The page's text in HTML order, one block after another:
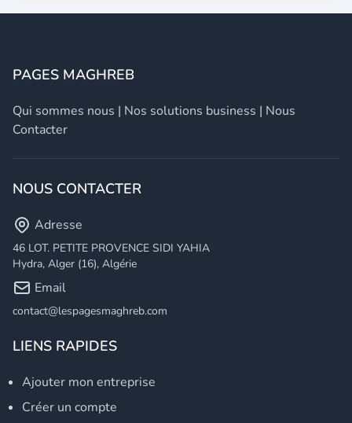
PAGES MAGHREB
Qui sommes nous | Nos solutions business | Nous
Contacter
NOUS CONTACTER
Adresse
46 LOT. PETITE PROVENCE SIDI YAHIA
Hydra, Alger (16), Algérie
Email
contact@lespagesmaghreb.com
LIENS RAPIDES
Ajouter mon entreprise
Créer un compte